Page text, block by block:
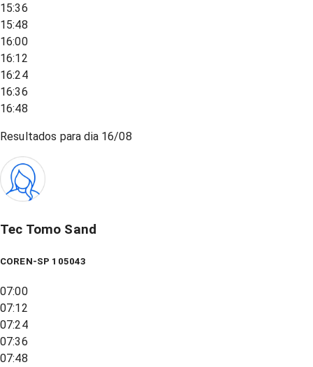
15:36
15:48
16:00
16:12
16:24
16:36
16:48
Resultados para dia 16/08
Tec Tomo Sand
COREN-SP 105043
07:00
07:12
07:24
07:36
07:48